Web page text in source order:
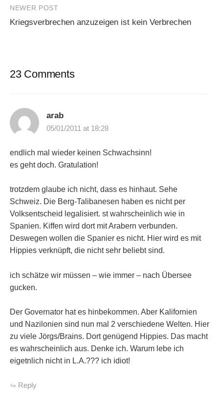
NEWER POST
Kriegsverbrechen anzuzeigen ist kein Verbrechen
23 Comments
arab
05/01/2011 at 18:28
endlich mal wieder keinen Schwachsinn!
es geht doch. Gratulation!
trotzdem glaube ich nicht, dass es hinhaut. Sehe
Schweiz. Die Berg-Talibanesen haben es nicht per
Volksentscheid legalisiert. st wahrscheinlich wie in
Spanien. Kiffen wird dort mit Arabern verbunden.
Deswegen wollen die Spanier es nicht. Hier wird es mit
Hippies verknüpft, die nicht sehr beliebt sind.
ich schätze wir müssen – wie immer – nach Übersee
gucken.
Der Governator hat es hinbekommen. Aber Kalifornien
und Nazilonien sind nun mal 2 verschiedene Welten. Hier
zu viele Jörgs/Brains. Dort genügend Hippies. Das macht
es wahrscheinlich aus. Denke ich. Warum lebe ich
eigetnlich nicht in L.A.??? ich idiot!
Reply